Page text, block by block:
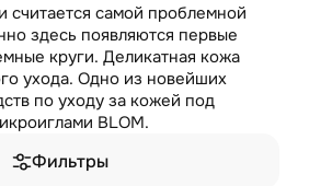
считается самой проблемной
здесь появляются первые
круги. Деликатная кожа
ухода. Одно из новейших
по уходу за кожей под
BLOM.
Фильтры